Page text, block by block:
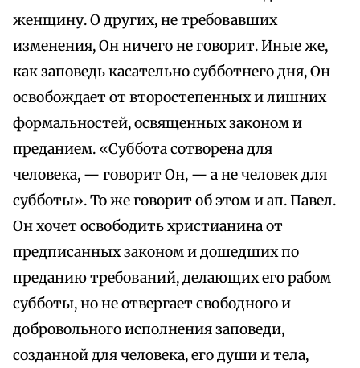
женщину. О других, не требовавших
изменения, Он ничего не говорит. Иные же,
как заповедь касательно субботнего дня, Он
освобождает от второстепенных и лишних
формальностей, освященных законом и
преданием. «Суббота сотворена для
человека, — говорит Он, — а не человек для
субботы». То же говорит об этом и ап. Павел.
Он хочет освободить христианина от
предписанных законом и дошедших по
преданию требований, делающих его рабом
субботы, но не отвергает свободного и
добровольного исполнения заповеди,
созданной для человека, его души и тела,